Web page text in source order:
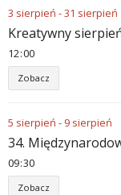
3 sierpień -31 sierpień
Kreatywny
12:00
Zobacz
5 sierpień - 9 sierpień
34.
09:30
Zobacz